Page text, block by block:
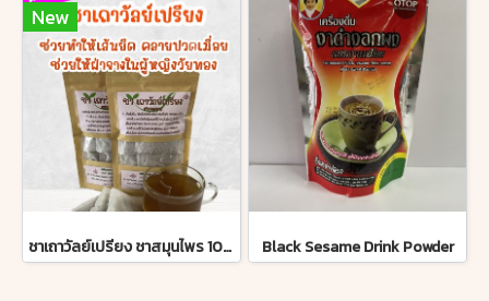
New
ชาเถาวัลย์เปรียง ชาสมุนไพร 100% ห่อเล็กสุดประหยัด 2 ห่อ มี อย. รับรองถูกต้อง Black Sesame Drink Powder